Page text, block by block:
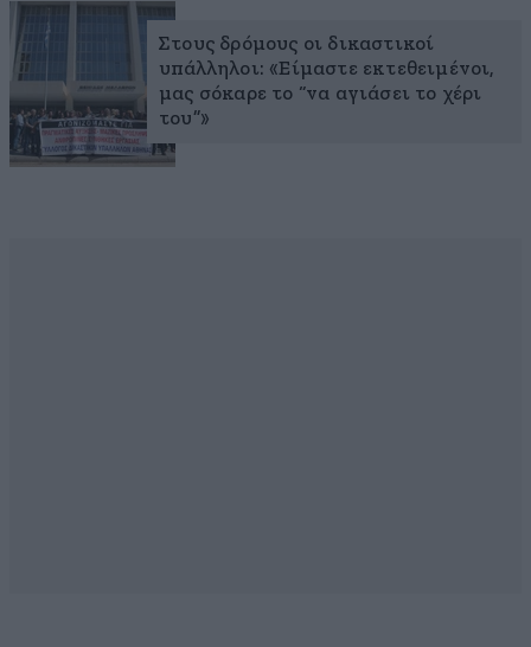
Στους δρόμους οι δικαστικοί
υπάλληλοι: «Είμαστε εκτεθειμένοι,
μας σόκαρε το “να αγιάσει το χέρι
του”»